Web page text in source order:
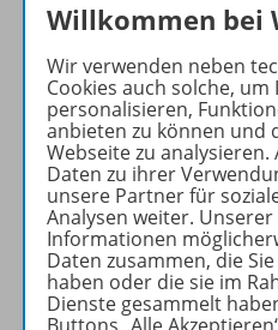
Beschreibung
Zugehörige
Willkommen bei
Wir verwenden neben
Cookies auch solche,
personalisieren,
anbieten zu können und
Webseite zu
Daten zu ihrer
unsere Partner für
Analysen weiter.
Informationen
Daten zusammen, die
haben oder die sie im
Dienste gesammelt